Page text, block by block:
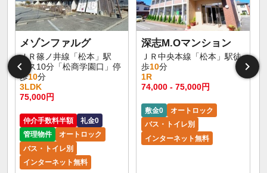
メゾンファルグ
ＪＲ篠ノ井線「松本」駅
バス10分「松商学園口」停
歩10分
3LDK
75,000円
仲介手数料半額
礼金0
管理物件
オートロック
バス・トイレ別
インターネット無料
深志M.Oマンション
ＪＲ中央本線「松本」駅徒
歩10分
1R
74,000 - 75,000円
敷金0
オートロック
バス・トイレ別
インターネット無料